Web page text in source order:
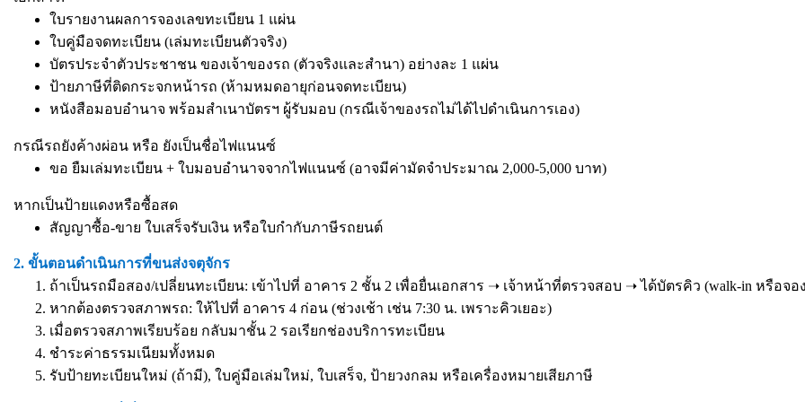
ใบรายงานผลการจองเลขทะเบียน 1 แผ่น
ใบคู่มือจดทะเบียน (เล่มทะเบียนตัวจริง)
บัตรประจำตัวประชาชน ของเจ้าของรถ (ตัวจริงและสำนา) อย่างละ 1 แผ่น
ป้ายภาษีที่ติดกระจกหน้ารถ (ห้ามหมดอายุก่อนจดทะเบียน)
หนังสือมอบอำนาจ พร้อมสำเนาบัตรฯ ผู้รับมอบ (กรณีเจ้าของรถไม่ได้ไปดำเนินการเอง)
กรณีรถยังค้างผ่อน หรือ ยังเป็นชื่อไฟแนนซ์
ขอ ยืมเล่มทะเบียน + ใบมอบอำนาจจากไฟแนนซ์ (อาจมีค่ามัดจำประมาณ 2,000-5,000 บาท)
หากเป็นป้ายแดงหรือซื้อสด
สัญญาซื้อ-ขาย ใบเสร็จรับเงิน หรือใบกำกับภาษีรถยนต์
2. ขั้นตอนดำเนินการที่ขนส่งจตุจักร
ถ้าเป็นรถมือสอง/เปลี่ยนทะเบียน: เข้าไปที่ อาคาร 2 ชั้น 2 เพื่อยื่นเอกสาร ➝ เจ้าหน้าที่ตรวจสอบ ➝ ได้บัตรคิว (walk-in หรือจอ
หากต้องตรวจสภาพรถ: ให้ไปที่ อาคาร 4 ก่อน (ช่วงเช้า เช่น 7:30 น. เพราะคิวเยอะ)
เมื่อตรวจสภาพเรียบร้อย กลับมาชั้น 2 รอเรียกช่องบริการทะเบียน
ชำระค่าธรรมเนียมทั้งหมด
รับป้ายทะเบียนใหม่ (ถ้ามี), ใบคู่มือเล่มใหม่, ใบเสร็จ, ป้ายวงกลม หรือเครื่องหมายเสียภาษี